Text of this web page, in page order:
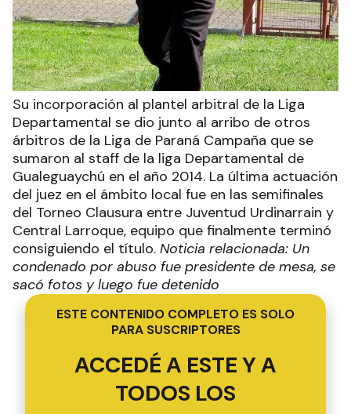
Su incorporación al plantel arbitral de la Liga
Departamental se dio junto al arribo de otros
árbitros de la Liga de Paraná Campaña que se
sumaron al staff de la liga Departamental de
Gualeguaychú en el año 2014. La última actuación
del juez en el ámbito local fue en las semifinales
del Torneo Clausura entre Juventud Urdinarrain y
Central Larroque, equipo que finalmente terminó
consiguiendo el título. Noticia relacionada: Un
condenado por abuso fue presidente de mesa, se
sacó fotos y luego fue detenido
ESTE CONTENIDO COMPLETO ES SOLO
PARA SUSCRIPTORES
ACCEDÉ A ESTE Y A
TODOS LOS